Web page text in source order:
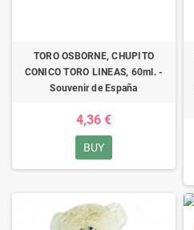
TORO OSBORNE, CHUPITO
CONICO TORO LINEAS, 60ml. -
Souvenir de España
4,36 €
BUY